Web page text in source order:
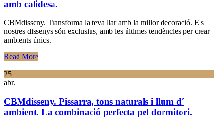
amb calidesa.
CBMdisseny. Transforma la teva llar amb la millor decoració. Els
nostres dissenys són exclusius, amb les últimes tendències per crear
ambients únics.
Read More
25
abr.
CBMdisseny. Pissarra, tons naturals i llum d´
ambient. La combinació perfecta pel dormitori.